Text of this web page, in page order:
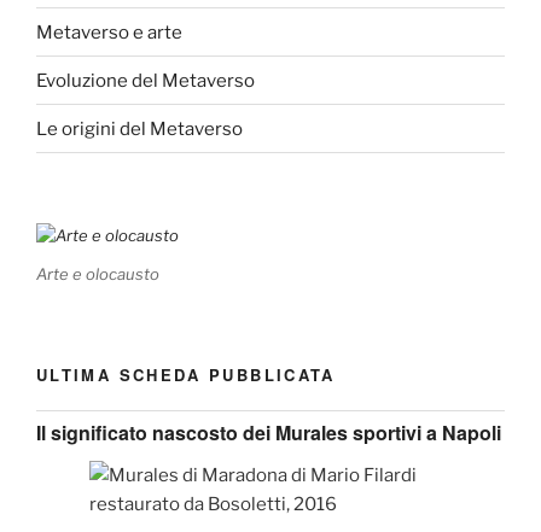
Metaverso e arte
Evoluzione del Metaverso
Le origini del Metaverso
Arte e olocausto
ULTIMA SCHEDA PUBBLICATA
Il significato nascosto dei Murales sportivi a Napoli